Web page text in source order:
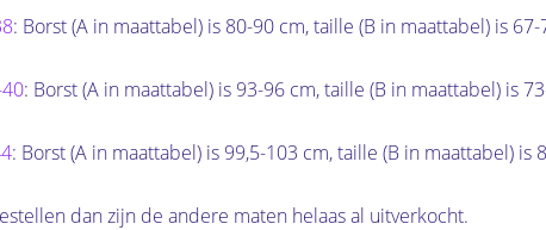
: Borst (A in maattabel) is 80-90 cm, taille (B in maattabel) is
: Borst (A in maattabel) is 93-96 cm, taille (B in maattabel) is
: Borst (A in maattabel) is 99,5-103 cm, taille (B in maattabel)
dan zijn de andere maten helaas al uitverkocht.